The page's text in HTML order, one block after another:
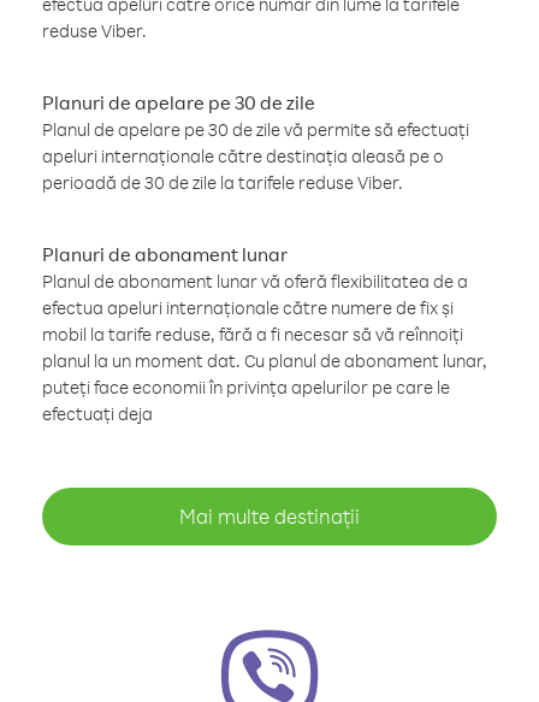
reduse Viber.
Planuri de apelare pe 30 de zile
Planul de apelare pe 30 de zile vă permite să efectuați
apeluri internaționale către destinația aleasă pe o
perioadă de 30 de zile la tarifele reduse Viber.
Planuri de abonament lunar
Planul de abonament lunar vă oferă flexibilitatea de a
efectua apeluri internaționale către numere de fix și
mobil la tarife reduse, fără a fi necesar să vă reînnoiți
planul la un moment dat. Cu planul de abonament lunar,
puteți face economii în privința apelurilor pe care le
efectuați deja
Mai multe destinații